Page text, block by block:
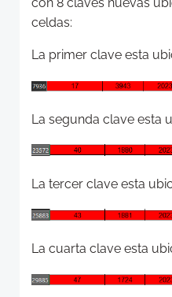
celdas:
La primer clave esta
La segunda clave esta
La tercer clave esta
La cuarta clave esta